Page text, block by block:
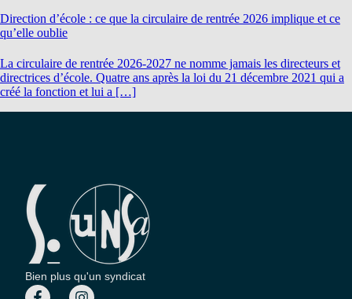
Direction d’école : ce que la circulaire de rentrée 2026 implique et ce
qu’elle oublie
La circulaire de rentrée 2026-2027 ne nomme jamais les directeurs et
directrices d’école. Quatre ans après la loi du 21 décembre 2021 qui a
créé la fonction et lui a […]
Bien plus qu'un syndicat